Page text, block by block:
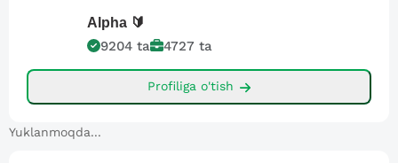
Alpha 🔰
9204 ta 4727 ta
Profiliga o'tish
Yuklanmoqda...